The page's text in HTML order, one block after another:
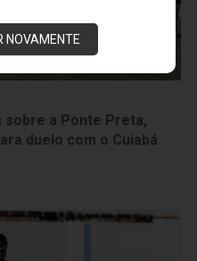
NOVAMENTE
sobre a Ponte Preta,
duelo com o Cuiabá